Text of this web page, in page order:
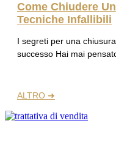
Come Chiudere
Tecniche Infallibili
I segreti per una
successo Hai mai
ALTRO ➜